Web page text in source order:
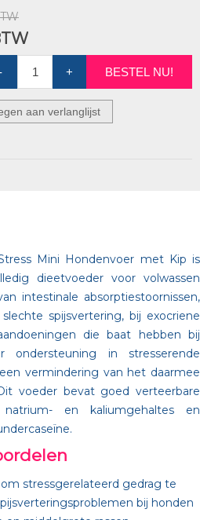
+ BESTEL NU!
aan verlanglijst
Mini Hondenvoer met Kip is
dieetvoeder voor volwassen
intestinale absorptiestoornissen,
spijsvertering, bij exocriene
die baat hebben bij
in stresserende
vermindering van het daarmee
voeder bevat goed verteerbare
natrium- en kaliumgehaltes en
stressgerelateerd gedrag te
bij honden